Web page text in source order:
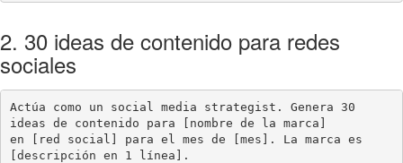
2. 30 ideas de contenido para redes
sociales
Actúa como un social media strategist. Genera 30
ideas de contenido para [nombre de la marca]
en [red social] para el mes de [mes]. La marca es
[descripción en 1 línea].